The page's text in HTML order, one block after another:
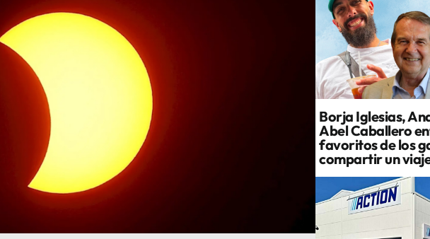
Borja Iglesias,
Abel Caballero
favoritos de los
compartir un